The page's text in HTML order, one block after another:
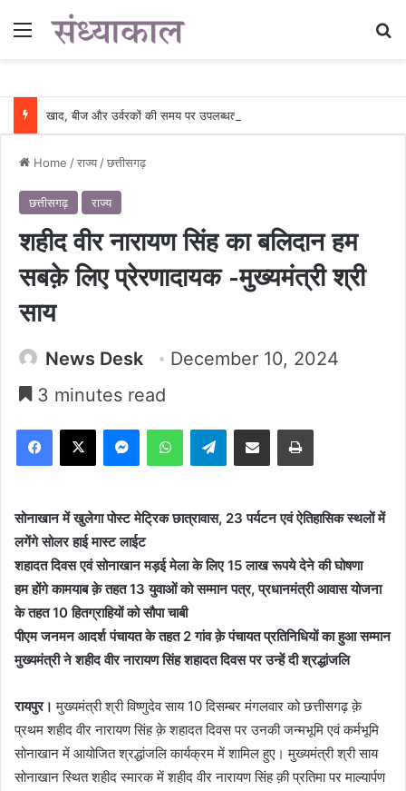
Menu
Home /राज्य /छत्तीसगढ़
छत्तीसगढ़ राज्य
शहीद वीर नारायण सिंह का बलिदान हम
सबक़े लिए प्रेरणादायक -मुख्यमंत्री श्री
साय
News Desk
December 10, 2024
3 minutes read
Facebook
X MessengerWhatsAppTelegramShare via Email Print
सोनाखान में खुलेगा पोस्ट मेट्रिक छात्रावास, 23 पर्यटन एवं ऐतिहासिक स्थलों में
लगेंगे सोलर हाई मास्ट लाईट
शहादत दिवस एवं सोनाखान मड़ई मेला के लिए 15 लाख रूपये देने की घोषणा
हम होंगे कामयाब क़े तहत 13 युवाओं को सम्मान पत्र, प्रधानमंत्री आवास योजना
के तहत 10 हितग्राहियों को सौपा चाबी
पीएम जनमन आदर्श पंचायत के तहत 2 गांव क़े पंचायत प्रतिनिधियों का हुआ सम्मान
मुख्यमंत्री ने शहीद वीर नारायण सिंह शहादत दिवस पर उन्हें दी श्रद्धांजलि
रायपुर। मुख्यमंत्री श्री विष्णुदेव साय 10 दिसम्बर मंगलवार को छत्तीसगढ़ क़े
प्रथम शहीद वीर नारायण सिंह क़े शहादत दिवस पर उनकी जन्मभूमि एवं कर्मभूमि
सोनाखान में आयोजित श्रद्धांजलि कार्यक्रम में शामिल हुए। मुख्यमंत्री श्री साय
सोनाखान स्थित शहीद स्मारक में शहीद वीर नारायण सिंह क़ी प्रतिमा पर माल्यार्पण